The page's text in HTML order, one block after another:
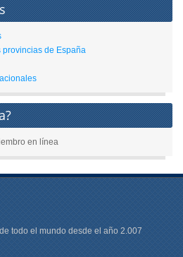
provincias de España
en línea
todo el mundo desde el año 2.007